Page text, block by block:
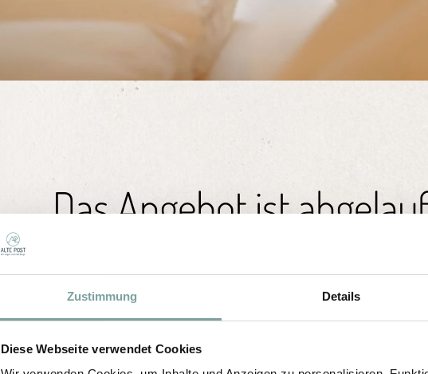
Zustimmung Details
Diese Webseite verwendet Cookies
Das Angebot ist
mehr
Wechsle zurÜbersichtseite der Pauschalen